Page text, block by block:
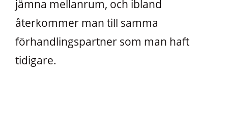
jämna mellanrum, och ibland
återkommer man till samma
förhandlingspartner som man haft
tidigare.